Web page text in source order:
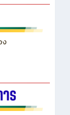
ง